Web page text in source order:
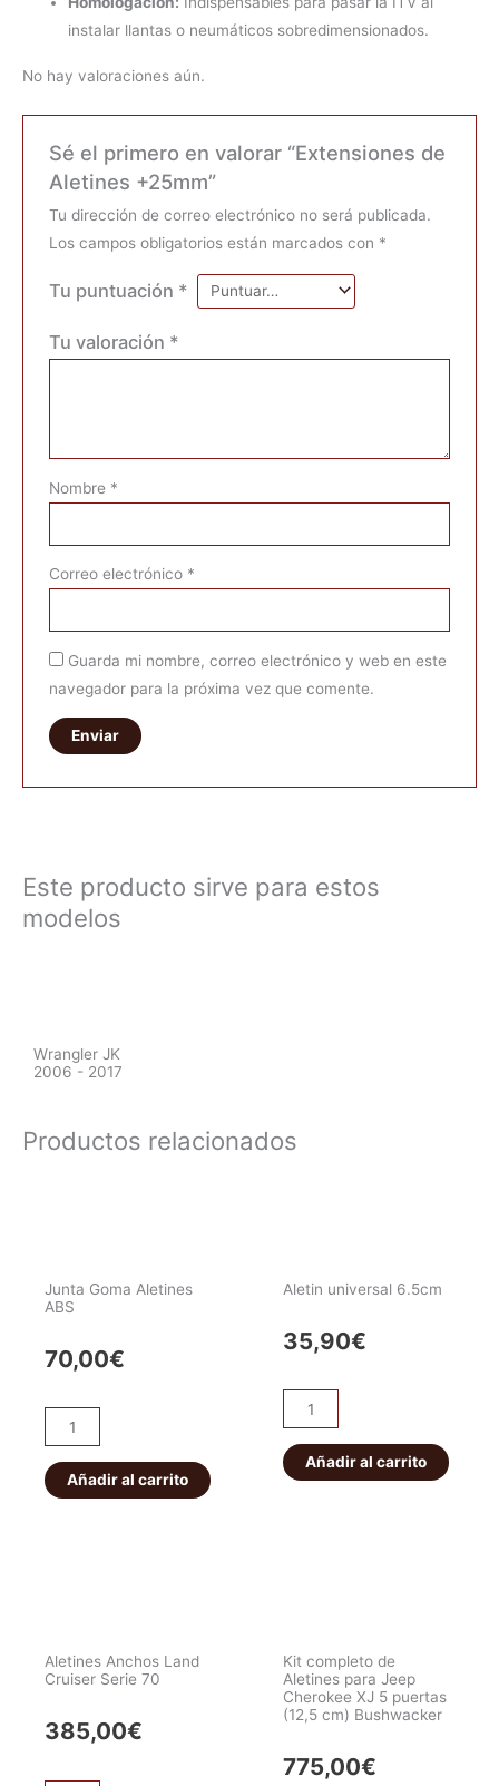
instalar llantas o neumáticos sobredimensionados.
No hay valoraciones aún.
Sé el primero en valorar “Extensiones de
Aletines +25mm”
Tu dirección de correo electrónico no será publicada.
Los campos obligatorios están marcados con *
Tu puntuación *
Tu valoración *
Nombre *
Correo electrónico *
Guarda mi nombre, correo electrónico y web en este
navegador para la próxima vez que comente.
Este producto sirve para estos
modelos
Wrangler JK
2006 - 2017
Productos relacionados
Junta Goma Aletines
ABS
70,00€
Junta
Goma
Aletines
ABS
Añadir al carrito
Aletin universal 6.5cm
35,90€
Aletin
universal
6.5cm
cantidad
Añadir al carrito
Aletines Anchos Land
Cruiser Serie 70
385,00€
Kit completo de
Aletines para Jeep
Cherokee XJ 5 puertas
(12,5 cm) Bushwacker
775,00€